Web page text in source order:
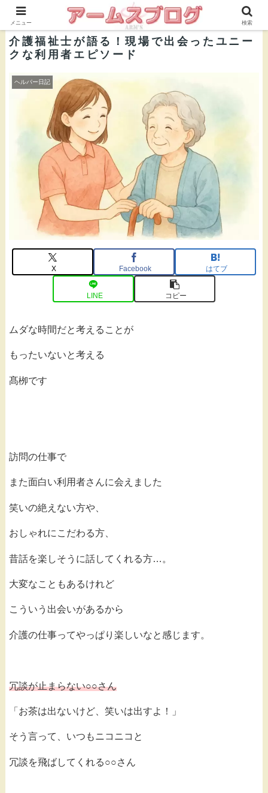
株式会社ＡＲＭ’Ｓ 公式ブログ
介護福祉士が語る！現場で出会ったユニー
クな利用者エピソード
ヘルパー日記
X Facebook はてブ
LINE コピー
ムダな時間だと考えることが
もったいないと考える
髙栁です
訪問の仕事で
また面白い利用者さんに会えました
笑いの絶えない方や、
おしゃれにこだわる方、
昔話を楽しそうに話してくれる方…。
大変なこともあるけれど
こういう出会いがあるから
介護の仕事ってやっぱり楽しいなと感じます。
冗談が止まらない○○さん
「お茶は出ないけど、笑いは出すよ！」
そう言って、いつもニコニコと
冗談を飛ばしてくれる○○さん
メニュー 検索